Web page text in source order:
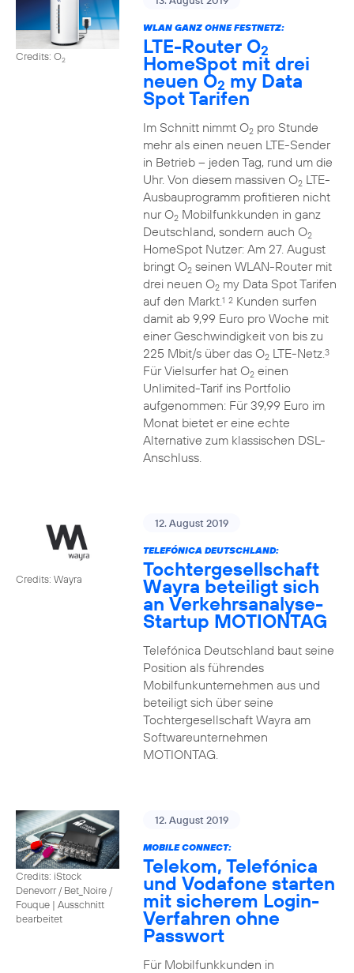
Credits: O2
WLAN GANZ OHNE FESTNETZ:
LTE-Router O2
HomeSpot mit drei
neuen O2 my Data
Spot Tarifen
Im Schnitt nimmt O2pro Stunde
mehr als einen neuen LTE-Sender
in Betrieb – jeden Tag, rund um die
Uhr. Von diesem massiven O2LTE-
Ausbauprogramm profitieren nicht
nur O2Mobilfunkkunden in ganz
Deutschland, sondern auch O2
HomeSpot Nutzer: Am 27. August
bringt O2seinen WLAN-Router mit
drei neuen O2my Data Spot Tarifen
auf den Markt.1 2Kunden surfen
damit ab 9,99 Euro pro Woche mit
einer Geschwindigkeit von bis zu
225 Mbit/s über das O2LTE-Netz.3
Für Vielsurfer hat O2einen
Unlimited-Tarif ins Portfolio
aufgenommen: Für 39,99 Euro im
Monat bietet er eine echte
Alternative zum klassischen DSL-
Anschluss.
Credits: Wayra
12. August 2019
TELEFÓNICA DEUTSCHLAND:
Tochtergesellschaft
Wayra beteiligt sich
an Verkehrsanalyse-
Startup MOTIONTAG
Telefónica Deutschland baut seine
Position als führendes
Mobilfunkunternehmen aus und
beteiligt sich über seine
Tochtergesellschaft Wayra am
Softwareunternehmen
MOTIONTAG.
Credits: iStock
Denevorr / Bet_Noire /
Fouque | Ausschnitt
bearbeitet
12. August 2019
MOBILE CONNECT:
Telekom, Telefónica
und Vodafone starten
mit sicherem Login-
Verfahren ohne
Passwort
Für Mobilfunkkunden in